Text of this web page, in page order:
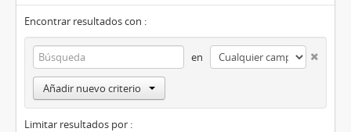
Encontrar resultados con :
en
Añadir nuevo criterio
Limitar resultados por :